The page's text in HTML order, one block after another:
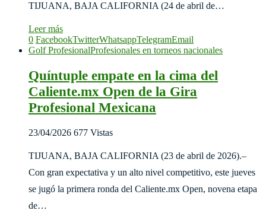
TIJUANA, BAJA CALIFORNIA (24 de abril de…
Leer más
0 FacebookTwitterWhatsappTelegramEmail
Golf ProfesionalProfesionales en torneos nacionales
Quíntuple empate en la cima del
Caliente.mx Open de la Gira
Profesional Mexicana
23/04/2026 677 Vistas
TIJUANA, BAJA CALIFORNIA (23 de abril de 2026).–
Con gran expectativa y un alto nivel competitivo, este jueves
se jugó la primera ronda del Caliente.mx Open, novena etapa
de…